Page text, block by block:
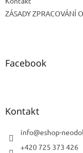
ZÁSADY ZPRACOVÁNÍ
Facebook
Kontakt
info@eshop-
+420 725 373 426